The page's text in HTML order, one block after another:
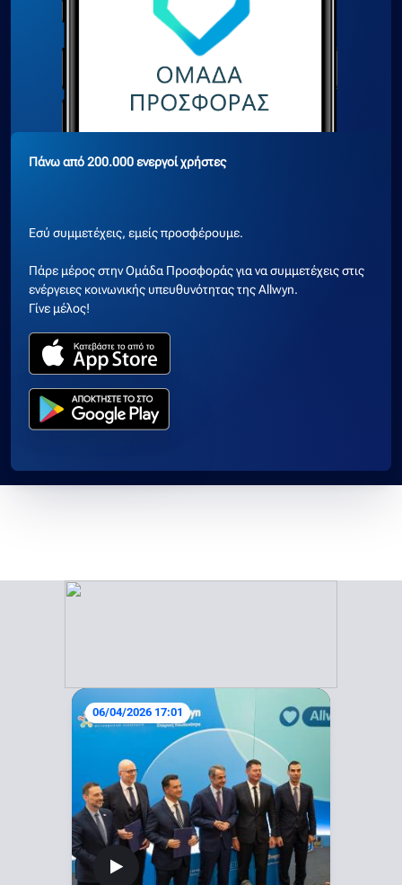
Πάνω από 200.000 ενεργοί χρήστες
Εσύ συμμετέχεις, εμείς προσφέρουμε.
Πάρε μέρος στην Ομάδα Προσφοράς για να συμμετέχεις στις
ενέργειες κοινωνικής υπευθυνότητας της Allwyn.
Γίνε μέλος!
06/04/2026 17:01